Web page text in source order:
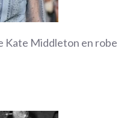
Kate Middleton en robe